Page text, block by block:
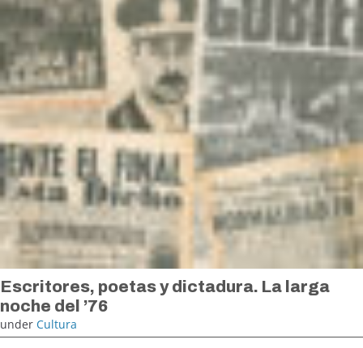
Escritores, poetas y dictadura. La larga
noche del ’76
under Cultura